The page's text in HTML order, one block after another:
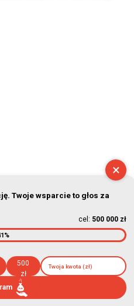
×
Twoje wsparcie to głos za
cel: 500 000 zł
500
zł